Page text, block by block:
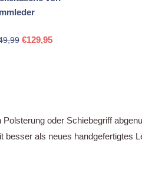
Ursprünglicher
€129,95Aktueller
oder Schiebegriff
besser als neues handgefertigtes